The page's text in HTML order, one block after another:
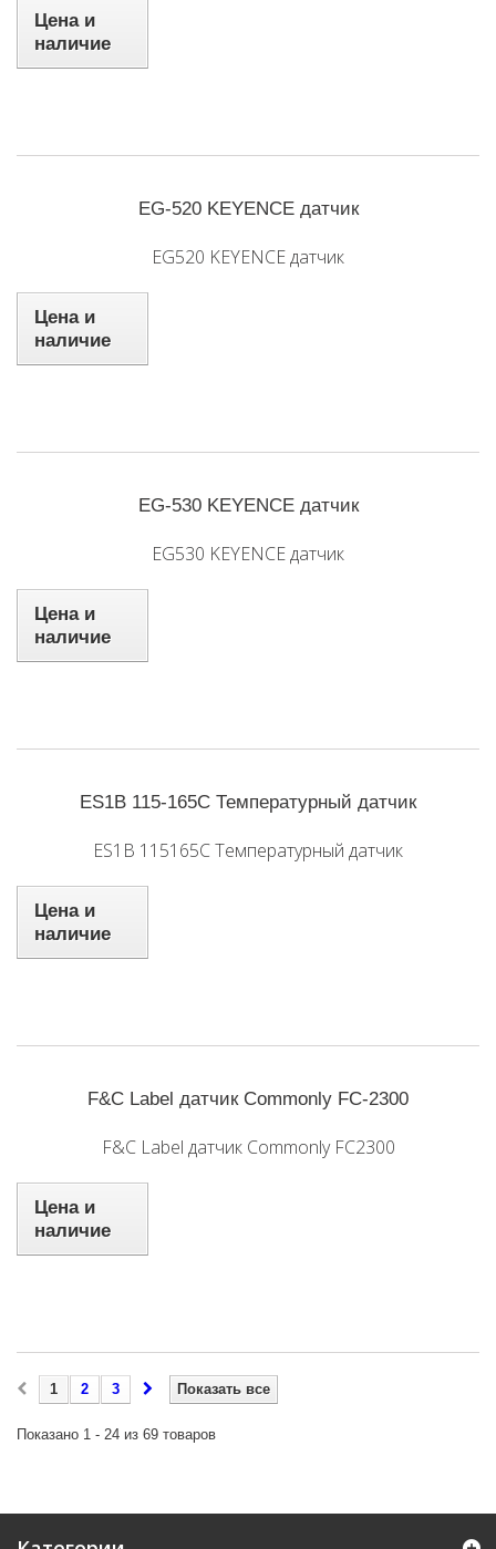
Цена и
наличие
EG-520 KEYENCE датчик
EG520 KEYENCE датчик
Цена и
наличие
EG-530 KEYENCE датчик
EG530 KEYENCE датчик
Цена и
наличие
ES1B 115-165C Температурный датчик
ES1B 115165C Температурный датчик
Цена и
наличие
F&C Label датчик Commonly FC-2300
F&C Label датчик Commonly FC2300
Цена и
наличие
Показать все
1 2 3
Показано 1 - 24 из 69 товаров